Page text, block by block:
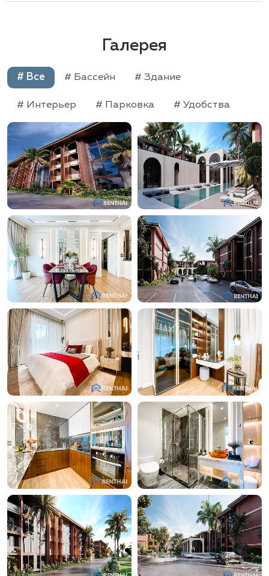
Галерея
# Все # Бассейн # Здание
# Интерьер # Парковка # Удобства